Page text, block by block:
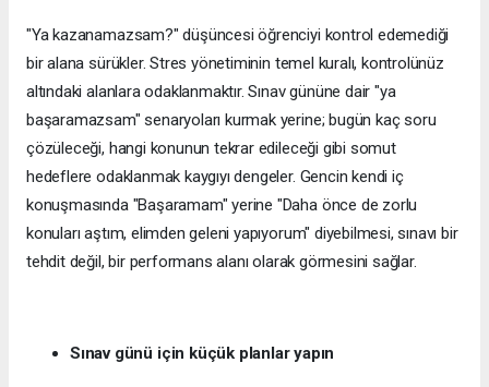
"Ya kazanamazsam?" düşüncesi öğrenciyi kontrol edemediği
bir alana sürükler. Stres yönetiminin temel kuralı, kontrolünüz
altındaki alanlara odaklanmaktır. Sınav gününe dair "ya
başaramazsam" senaryoları kurmak yerine; bugün kaç soru
çözüleceği, hangi konunun tekrar edileceği gibi somut
hedeflere odaklanmak kaygıyı dengeler. Gencin kendi iç
konuşmasında "Başaramam" yerine "Daha önce de zorlu
konuları aştım, elimden geleni yapıyorum" diyebilmesi, sınavı bir
tehdit değil, bir performans alanı olarak görmesini sağlar.
Sınav günü için küçük planlar yapın